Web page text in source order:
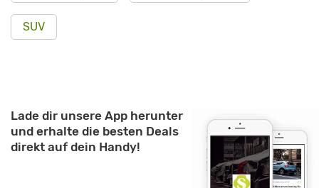
SUV
Lade dir unsere App herunter
und erhalte die besten Deals
direkt auf dein Handy!